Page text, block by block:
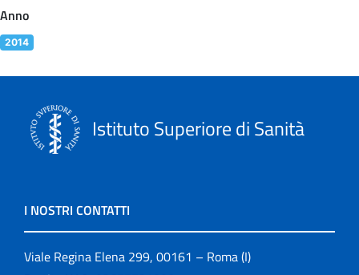
Anno
2014
Istituto Superiore di Sanità
I NOSTRI CONTATTI
Viale Regina Elena 299, 00161 – Roma (I)